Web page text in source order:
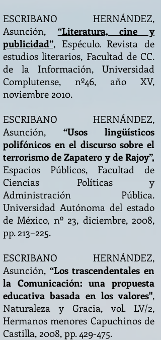
ESCRIBANO HERNÁNDEZ,
Asunción, “Literatura, cine y
publicidad”, Espéculo. Revista de
estudios literarios, Facultad de CC.
de la Información, Universidad
Complutense, nº46, año XV,
noviembre 2010.
ESCRIBANO HERNÁNDEZ,
Asunción, “Usos lingüísticos
polifónicos en el discurso sobre el
terrorismo de Zapatero y de Rajoy”,
Espacios Públicos, Facultad de
Ciencias Políticas y
Administración Pública.
Universidad Autónoma del estado
de México, nº 23, diciembre, 2008,
pp. 213–225.
ESCRIBANO HERNÁNDEZ,
Asunción, “Los trascendentales en
la Comunicación: una propuesta
educativa basada en los valores",
Naturaleza y Gracia, vol. LV/2,
Hermanos menores Capuchinos de
Castilla, 2008, pp. 429-475.